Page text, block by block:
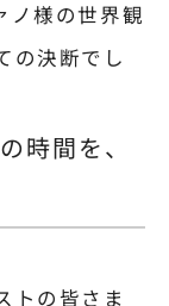
ノ様の世界観
の決断でし
時間を、
トの皆さま